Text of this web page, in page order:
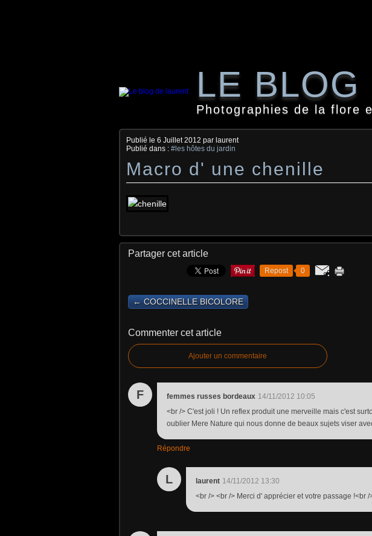
LE
Photographies de la flore
Publié le 6 Juillet 2012 par laurent
Publié dans : #les hôtes du jardin
Macro d' une chenille
Partager cet article
Repost 0
← COCCINELLE BICOLORE
Commenter cet article
Ajouter un commentaire
F femmes russes bordeaux 14/11/2012 10:05
<br /> C'est joli ! Un reflex produit une merveille mais c'est
oublier Mere Nature qui nous donne de beaux sujets viser
Répondre
L laurent 14/11/2012 13:30
<br /> <br /> Merci d' apprécier et votre passage !<br /